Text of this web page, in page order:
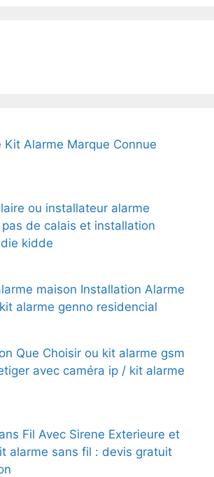
Kit Alarme Marque Connue
ou installateur alarme
de calais et installation
kidde
maison Installation Alarme
alarme genno residencial
Que Choisir ou kit alarme gsm
avec caméra ip / kit alarme
Fil Avec Sirene Exterieure et
alarme sans fil : devis gratuit